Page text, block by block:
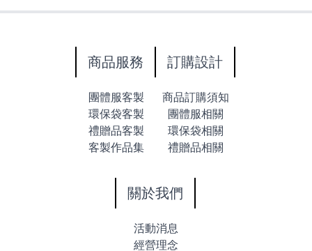
商品服務
團體服客製
環保袋客製
禮贈品客製
客製作品集
訂購設計
商品訂購須知
團體服相關
環保袋相關
禮贈品相關
關於我們
活動消息
經營理念